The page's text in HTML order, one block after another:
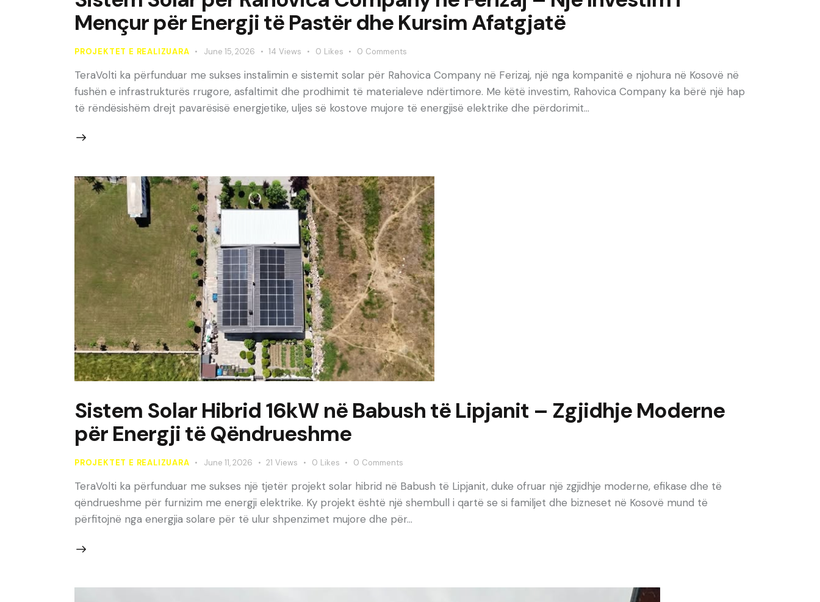
Mençur për Energji të Pastër dhe Kursim Afatgjatë
PROJEKTET E REALIZUARA June 15, 2026 14 Views 0 Likes 0 Comments
TeraVolti ka përfunduar me sukses instalimin e sistemit solar për Rahovica Company në Ferizaj, një nga kompanitë e njohura në Kosovë në
fushën e infrastrukturës rrugore, asfaltimit dhe prodhimit të materialeve ndërtimore. Me këtë investim, Rahovica Company ka bërë një hap
të rëndësishëm drejt pavarësisë energjetike, uljes së kostove mujore të energjisë elektrike dhe përdorimit…
Sistem Solar Hibrid 16kW në Babush të Lipjanit – Zgjidhje Moderne
për Energji të Qëndrueshme
PROJEKTET E REALIZUARA June 11, 2026 21 Views 0 Likes 0 Comments
TeraVolti ka përfunduar me sukses një tjetër projekt solar hibrid në Babush të Lipjanit, duke ofruar një zgjidhje moderne, efikase dhe të
qëndrueshme për furnizim me energji elektrike. Ky projekt është një shembull i qartë se si familjet dhe bizneset në Kosovë mund të
përfitojnë nga energjia solare për të ulur shpenzimet mujore dhe për…